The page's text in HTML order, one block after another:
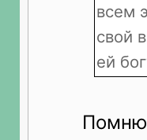
всем
свой
ей
Помню